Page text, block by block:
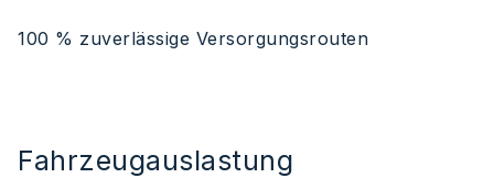
100 % zuverlässige Versorgungsrouten
Fahrzeugauslastung